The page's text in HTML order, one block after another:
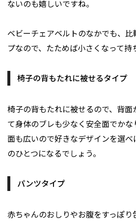
ないのも嬉しいですね。
ベビーチェアベルトのなかでも、
プなので、たためば小さくなって持
椅子の背もたれに被せるタイプ
椅子の背もたれに被せるので、背面
て身体のブレも少なく安全面でかな
面も広いので好きなデザインを選
のひとつになるでしょう。
パンツタイプ
赤ちゃんのおしりやお腹をすっぽり